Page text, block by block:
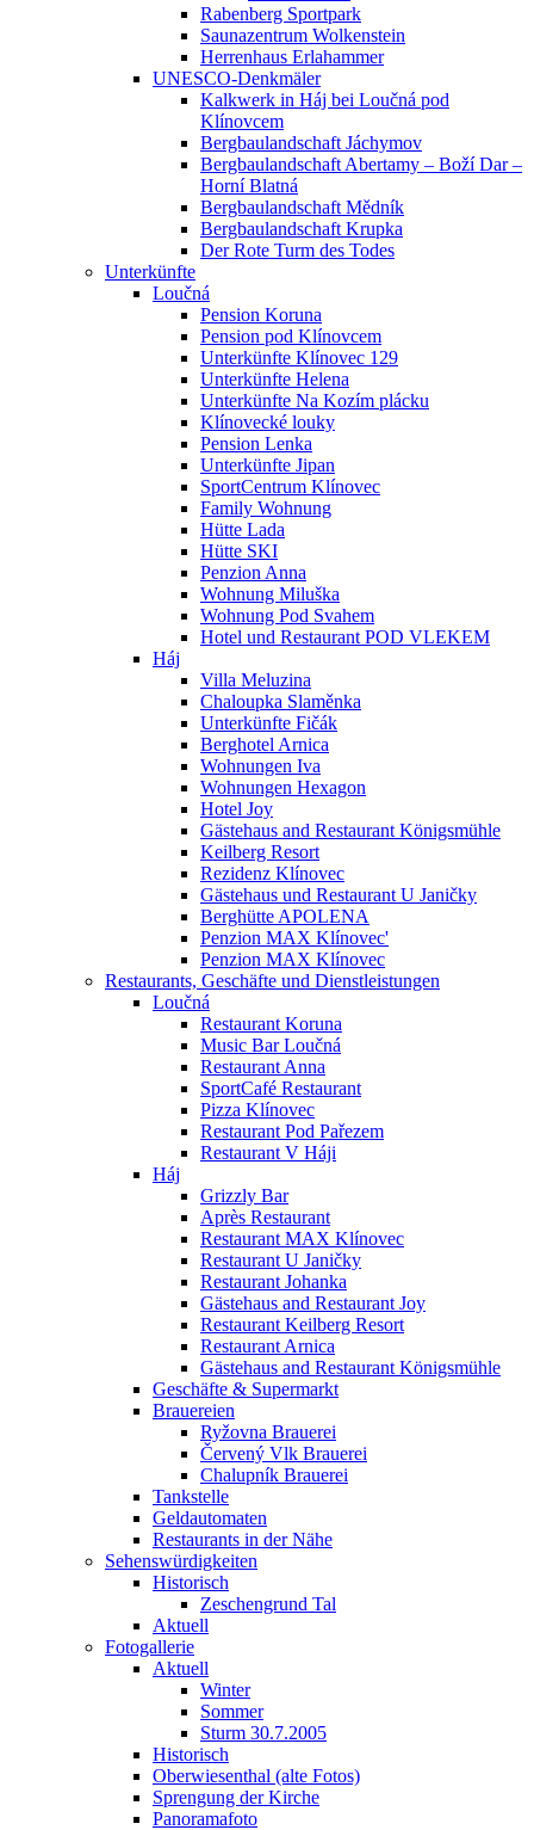
Rabenberg Sportpark
Saunazentrum Wolkenstein
Herrenhaus Erlahammer
UNESCO-Denkmäler
Kalkwerk in Háj bei Loučná pod
Klínovcem
Bergbaulandschaft Jáchymov
Bergbaulandschaft Abertamy – Boží Dar –
Horní Blatná
Bergbaulandschaft Mědník
Bergbaulandschaft Krupka
Der Rote Turm des Todes
Unterkünfte
Loučná
Pension Koruna
Pension pod Klínovcem
Unterkünfte Klínovec 129
Unterkünfte Helena
Unterkünfte Na Kozím plácku
Klínovecké louky
Pension Lenka
Unterkünfte Jipan
SportCentrum Klínovec
Family Wohnung
Hütte Lada
Hütte SKI
Penzion Anna
Wohnung Miluška
Wohnung Pod Svahem
Hotel und Restaurant POD VLEKEM
Háj
Villa Meluzina
Chaloupka Slaměnka
Unterkünfte Fičák
Berghotel Arnica
Wohnungen Iva
Wohnungen Hexagon
Hotel Joy
Gästehaus and Restaurant Königsmühle
Keilberg Resort
Rezidenz Klínovec
Gästehaus und Restaurant U Janičky
Berghütte APOLENA
Penzion MAX Klínovec'
Penzion MAX Klínovec
Restaurants, Geschäfte und Dienstleistungen
Loučná
Restaurant Koruna
Music Bar Loučná
Restaurant Anna
SportCafé Restaurant
Pizza Klínovec
Restaurant Pod Pařezem
Restaurant V Háji
Háj
Grizzly Bar
Après Restaurant
Restaurant MAX Klínovec
Restaurant U Janičky
Restaurant Johanka
Gästehaus and Restaurant Joy
Restaurant Keilberg Resort
Restaurant Arnica
Gästehaus and Restaurant Königsmühle
Geschäfte & Supermarkt
Brauereien
Ryžovna Brauerei
Červený Vlk Brauerei
Chalupník Brauerei
Tankstelle
Geldautomaten
Restaurants in der Nähe
Sehenswürdigkeiten
Historisch
Zeschengrund Tal
Aktuell
Fotogallerie
Aktuell
Winter
Sommer
Sturm 30.7.2005
Historisch
Oberwiesenthal (alte Fotos)
Sprengung der Kirche
Panoramafoto